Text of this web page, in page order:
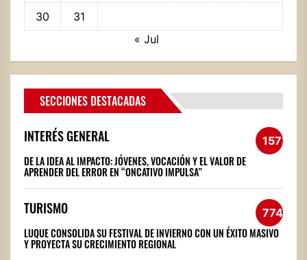
30
31
« Jul
SECCIONES DESTACADAS
INTERÉS GENERAL 1572
DE LA IDEA AL IMPACTO: JÓVENES, VOCACIÓN Y EL VALOR DE
APRENDER DEL ERROR EN “ONCATIVO IMPULSA”
TURISMO 774
LUQUE CONSOLIDA SU FESTIVAL DE INVIERNO CON UN ÉXITO MASIVO
Y PROYECTA SU CRECIMIENTO REGIONAL